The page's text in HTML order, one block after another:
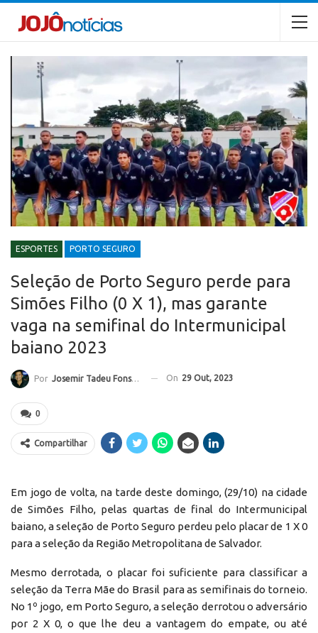
ESPORTES PORTO SEGURO
Seleção de Porto Seguro perde para
Simões Filho (0 X 1), mas garante
vaga na semifinal do Intermunicipal
baiano 2023
Por Josemir Tadeu Fonseca On 29 Out, 2023
0
Compartilhar
Em jogo de volta, na tarde deste domingo, (29/10) na cidade
de Simões Filho, pelas quartas de final do Intermunicipal
baiano, a seleção de Porto Seguro perdeu pelo placar de 1 X 0
para a seleção da Região Metropolitana de Salvador.
Mesmo derrotada, o placar foi suficiente para classificar a
seleção da Terra Mãe do Brasil para as semifinais do torneio.
No 1º jogo, em Porto Seguro, a seleção derrotou o adversário
por 2 X 0, o que lhe deu a vantagem do empate, ou até